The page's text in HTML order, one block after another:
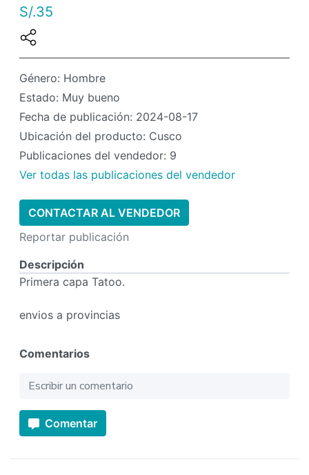
S/.35
Género: Hombre
Estado: Muy bueno
Fecha de publicación: 2024-08-17
Ubicación del producto: Cusco
Publicaciones del vendedor: 9
Ver todas las publicaciones del vendedor
CONTACTAR AL VENDEDOR
Reportar publicación
Descripción
Primera capa Tatoo.
envios a provincias
Comentarios
Comentar